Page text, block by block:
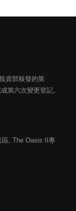
資部核發的第
第六次變更登記。
區, The Oasis II專